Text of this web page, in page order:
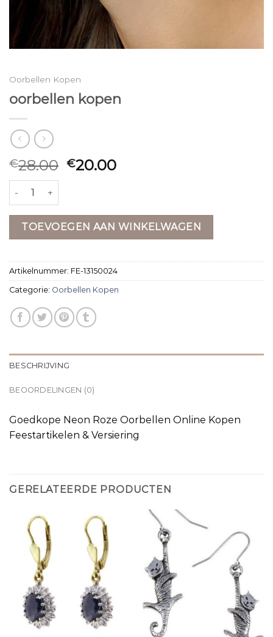
Oorbellen Kopen
oorbellen kopen
€28.00 €20.00
oorbellen kopen aantal
TOEVOEGEN AAN WINKELWAGEN
Artikelnummer: FE-13150024
Categorie: Oorbellen Kopen
BESCHRIJVING
BEOORDELINGEN (0)
Goedkope Neon Roze Oorbellen Online Kopen
Feestartikelen & Versiering
GERELATEERDE PRODUCTEN